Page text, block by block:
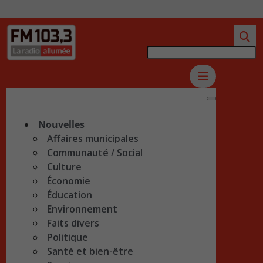
Nouvelles
Affaires municipales
Communauté / Social
Culture
Économie
Éducation
Environnement
Faits divers
Politique
Santé et bien-être